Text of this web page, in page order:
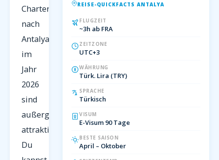
Charterflüge
nach
Antalya
im
Jahr
2026
sind
außergewöhnlich
attraktiv.
Du
REISE-QUICKFACTS ANTALYA
FLUGZEIT
~3h ab FRA
ZEITZONE
UTC+3
WÄHRUNG
Türk. Lira (TRY)
SPRACHE
Türkisch
VISUM
E-Visum 90 Tage
BESTE SAISON
April – Oktober